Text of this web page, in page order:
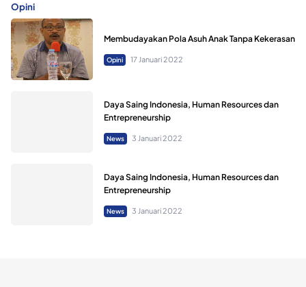
Opini
Membudayakan Pola Asuh Anak Tanpa Kekerasan
Opini 17 Januari 2022
Daya Saing Indonesia, Human Resources dan
Entrepreneurship
News 3 Januari 2022
Daya Saing Indonesia, Human Resources dan
Entrepreneurship
News 3 Januari 2022